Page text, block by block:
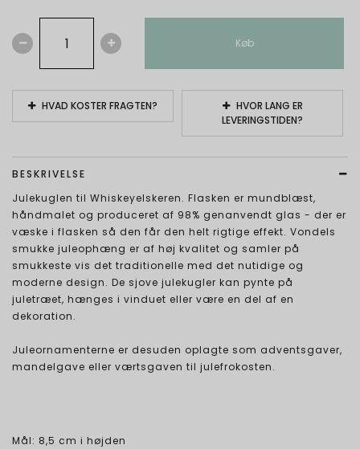
Køb
HVAD KOSTER FRAGTEN?
HVOR LANG ER
LEVERINGSTIDEN?
BESKRIVELSE
Julekuglen til Whiskeyelskeren. Flasken er mundblæst,
håndmalet og produceret af 98% genanvendt glas - der er
væske i flasken så den får den helt rigtige effekt. Vondels
smukke juleophæng er af høj kvalitet og samler på
smukkeste vis det traditionelle med det nutidige og
moderne design. De sjove julekugler kan pynte på
juletræet, hænges i vinduet eller være en del af en
dekoration.
Juleornamenterne er desuden oplagte som adventsgaver,
mandelgave eller værtsgaven til julefrokosten.
Mål: 8,5 cm i højden